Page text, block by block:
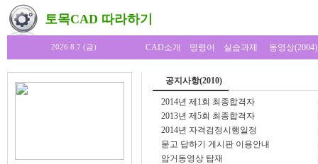
토목CAD 따라하기
2026.8.7 (금) CAD소개 명령어 실습과제 동영상(2004)
공지사항(2010)
2014년 제1회 최종합격자
2013년 제5회 최종합격자
2014년 자격검정시행일정
묻고 답하기 게시판 이용안내
암거동영상 탑재